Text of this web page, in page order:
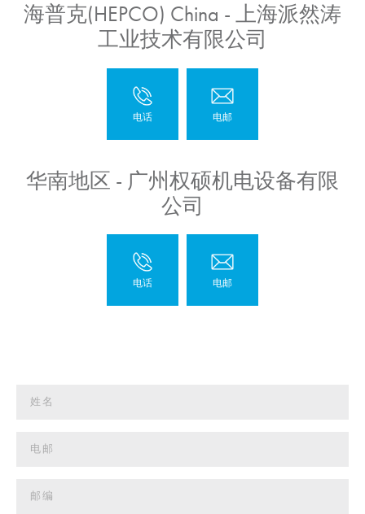
海普克(HEPCO) China - 上海派然涛
工业技术有限公司
华南地区 - 广州权硕机电设备有限
公司